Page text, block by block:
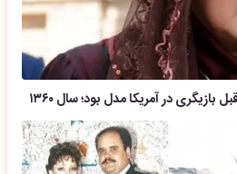
در آمریکا مدل بود؛ سال ۱۳۶۰